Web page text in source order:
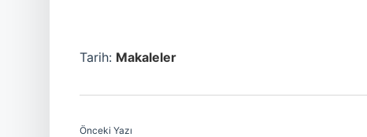
Tarih: Makaleler
Önceki Yazı